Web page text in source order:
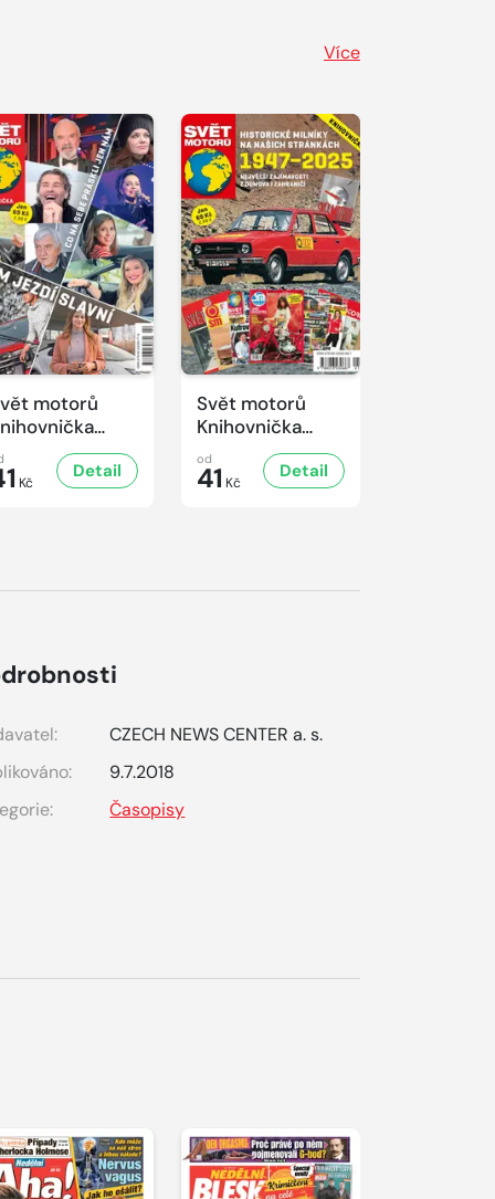
Více
motorů
2/2025
Kč
Detail
Svět motorů
Knihovnička
1/2025
od
41 Kč
Detail
CZECH NEWS CENTER a. s.
9.7.2018
Časopisy